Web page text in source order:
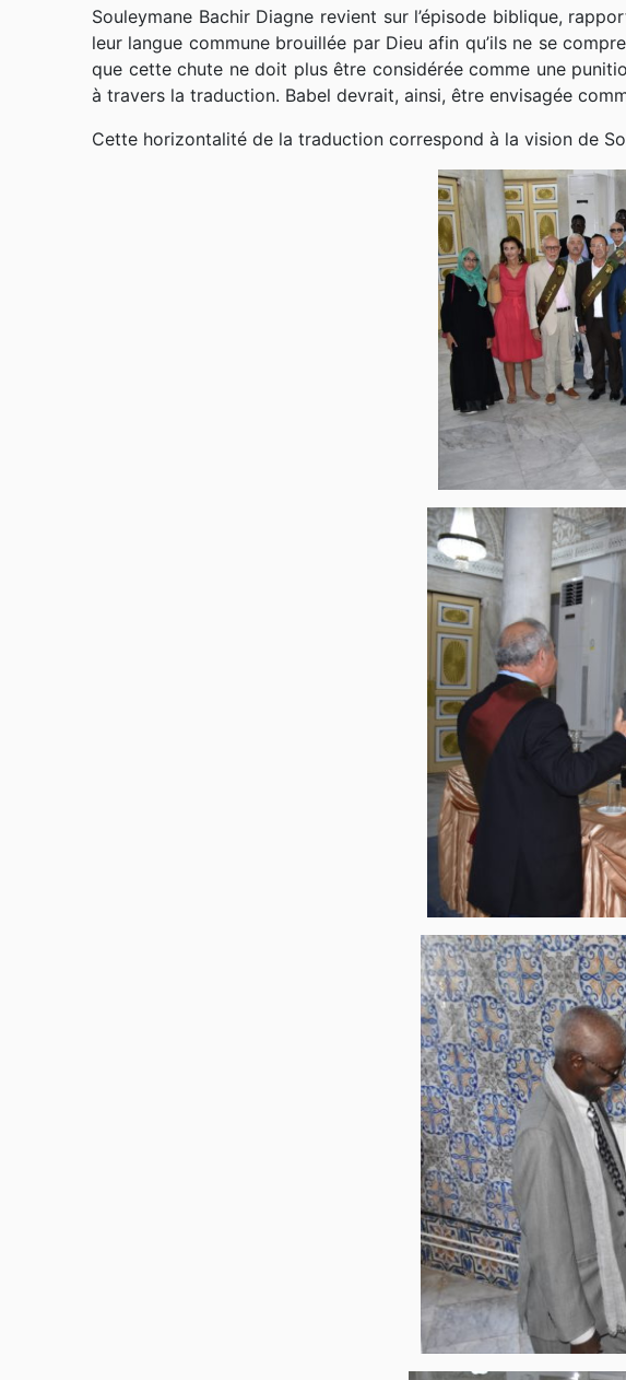
Souleymane Bachir Diagne revient sur l’épisode biblique,
leur langue commune brouillée par Dieu afin qu’ils ne se
que cette chute ne doit plus être considérée comme une
à travers la traduction. Babel devrait, ainsi, être envisagée
Cette horizontalité de la traduction correspond à la vision de